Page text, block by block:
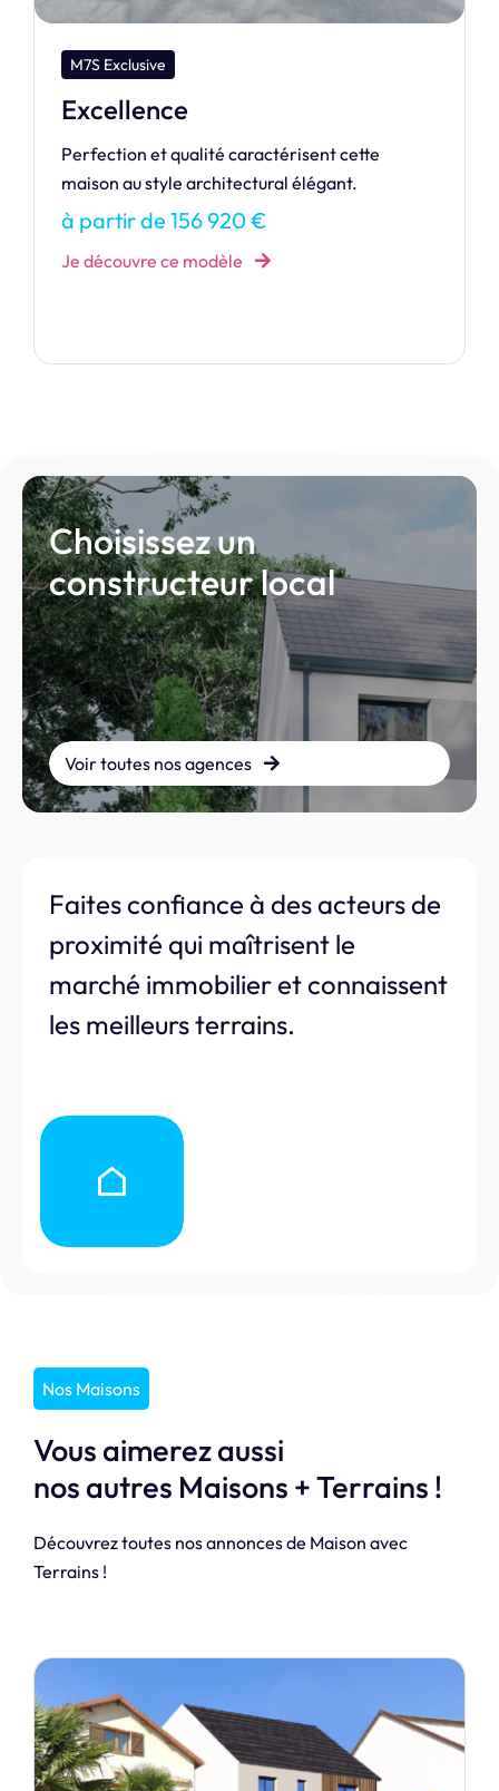
M7S Exclusive
Eminence
Véritable Best-seller, l'Eminence sait allier
espace, luminosité et savoir vivre !
à partir de 157 146 €
Je découvre ce modèle
Choisissez un
constructeur local
Voir toutes nos agences
Faites confiance à des acteurs de
proximité qui maîtrisent le
marché immobilier et connaissent
les meilleurs terrains.
Nos Maisons
Vous aimerez aussi
nos autres Maisons + Terrains !
Découvrez toutes nos annonces de Maison avec
Terrains !